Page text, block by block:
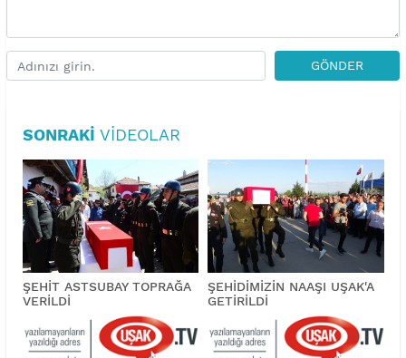
GÖNDER
SONRAKI VIDEOLAR
ŞEHİT ASTSUBAY TOPRAĞA
VERİLDİ
ŞEHİDİMİZİN NAAŞI UŞAK'A
GETİRİLDİ